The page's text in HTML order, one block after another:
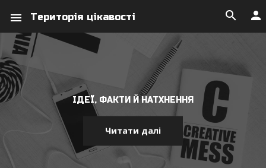
menu Територія цікавості person
search
ІДЕЇ, ФАКТИ Й НАТХНЕННЯ
Читати далі